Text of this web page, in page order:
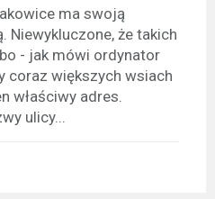
ma swoją
Niewykluczone, że takich
- jak mówi ordynator
coraz większych wsiach
właściwy adres.
ulicy...